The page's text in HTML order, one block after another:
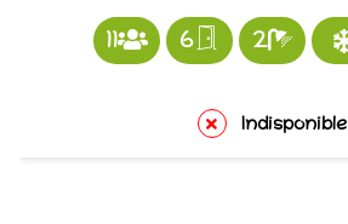
11 6 2
Indisponible